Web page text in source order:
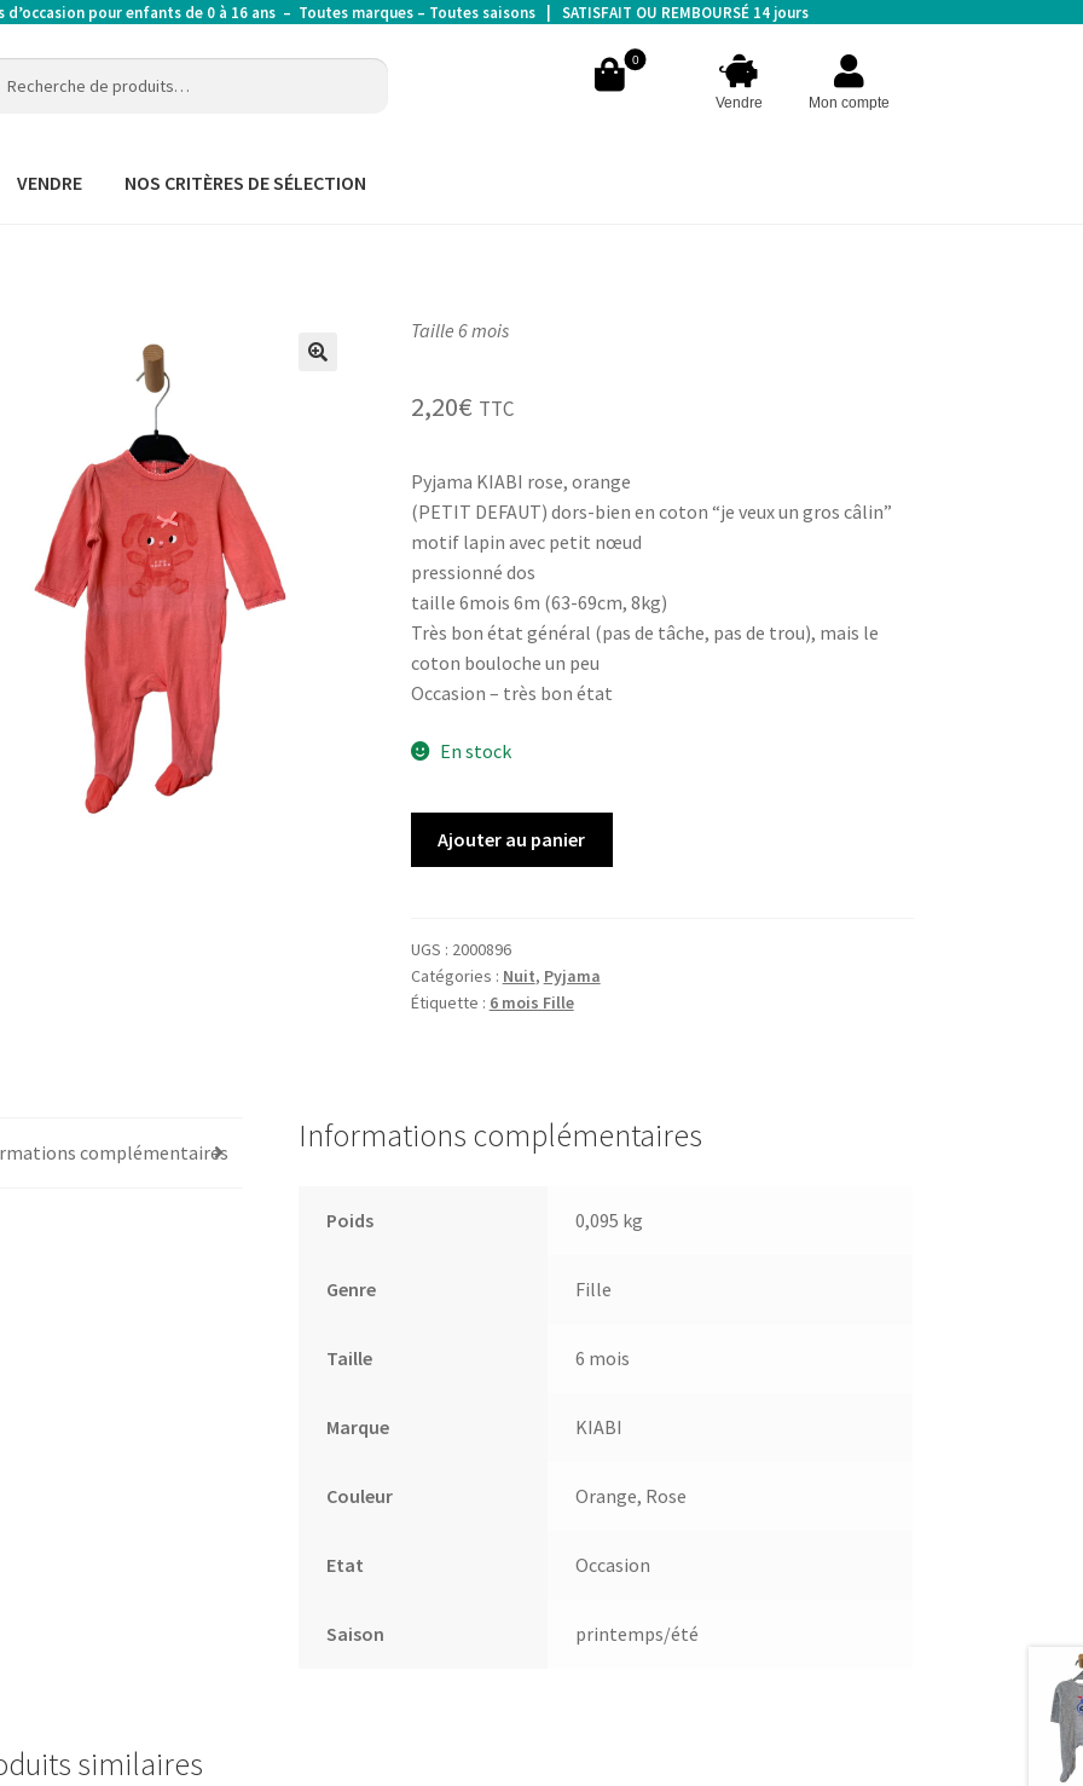
d’occasion pour enfants de 0 à 16 ans – Toutes marques – Toutes saisons | SATISFAIT OU REMBOURSÉ 14 jours
0
Vendre Mon compte
VENDRE NOS CRITÈRES DE SÉLECTION
Taille 6 mois
2,20€ TTC
Pyjama KIABI rose, orange
(PETIT DEFAUT) dors-bien en coton “je veux un gros câlin”
motif lapin avec petit nœud
pressionné dos
taille 6mois 6m (63-69cm, 8kg)
Très bon état général (pas de tâche, pas de trou), mais le
coton bouloche un peu
Occasion – très bon état
En stock
Ajouter au panier
UGS : 2000896
Catégories : Nuit, Pyjama
Étiquette : 6 mois Fille
complémentaires Informations complémentaires
Poids 0,095 kg
Genre Fille
Taille 6 mois
Marque KIABI
Couleur Orange, Rose
Etat Occasion
Saison printemps/été
similaires